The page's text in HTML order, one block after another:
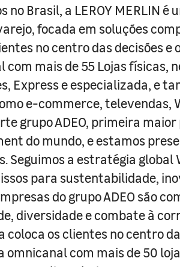
no Brasil, a LEROY MERLIN
focada em soluções
no centro das decisões
com mais de 55 Lojas físicas,
Express e especializada, e
e-commerce, televendas,
grupo ADEO, primeira
do mundo, e estamos
Seguimos a estratégia global
para sustentabilidade,
do grupo ADEO são
diversidade e combate à
coloca os clientes no centro
com mais de 50